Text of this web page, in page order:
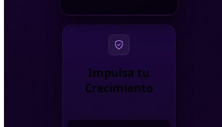
Impulsa tu
Crecimiento